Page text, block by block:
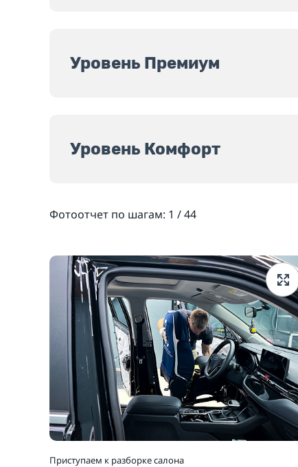
Уровень Премиум
Уровень Комфорт
Фотоотчет по шагам: 1 /44
Приступаем к разборке салона